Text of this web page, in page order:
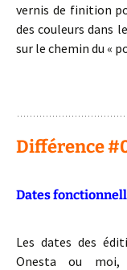
vernis de finition
des couleurs dans
sur le chemin du «
Différence
Dates
Les dates des
Onesta ou moi,